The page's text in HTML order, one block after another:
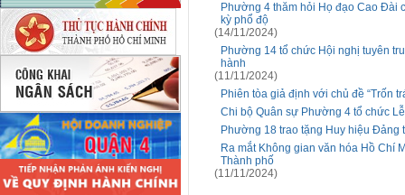
Phường 4 thăm hỏi Họ đạo Cao Đài
kỳ phổ độ
(14/11/2024)
Phường 14 tổ chức Hội nghị tuyên
hành
(11/11/2024)
Phiên tòa giả định với chủ đề “Trốn
Chi bộ Quân sự Phường 4 tổ chức
Phường 18 trao tặng Huy hiệu Đảng
Ra mắt Không gian văn hóa Hồ Chí
Thành phố
(11/11/2024)